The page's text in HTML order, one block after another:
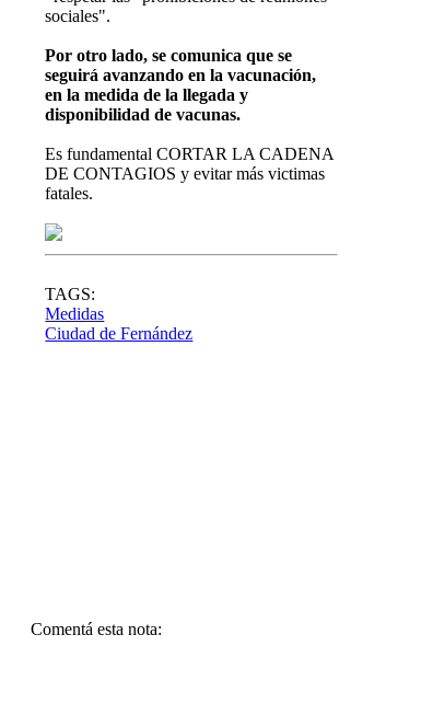
sociales".
Por otro lado, se comunica que se
seguirá avanzando en la vacunación,
en la medida de la llegada y
disponibilidad de vacunas.
Es fundamental CORTAR LA CADENA
DE CONTAGIOS y evitar más victimas
fatales.
TAGS:
Medidas
Ciudad de Fernández
Comentá esta nota: